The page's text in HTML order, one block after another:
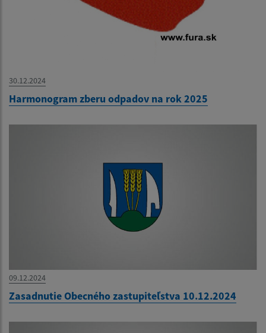
30.12.2024
Harmonogram zberu odpadov na rok 2025
09.12.2024
Zasadnutie Obecného zastupiteľstva 10.12.2024